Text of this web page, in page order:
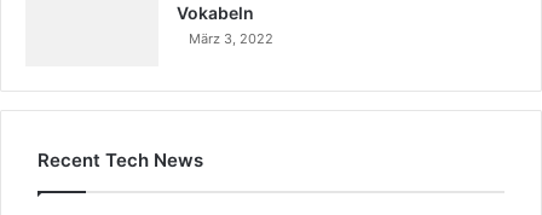
Vokabeln
März 3, 2022
Recent Tech News